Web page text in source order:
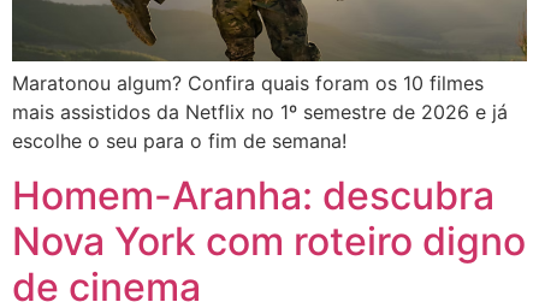
Maratonou algum? Confira quais foram os 10 filmes
mais assistidos da Netflix no 1º semestre de 2026 e já
escolhe o seu para o fim de semana!
Homem-Aranha: descubra
Nova York com roteiro digno
de cinema